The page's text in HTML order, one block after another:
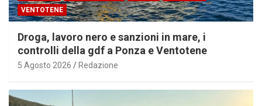
VENTOTENE
Droga, lavoro nero e sanzioni in mare, i
controlli della gdf a Ponza e Ventotene
5 Agosto 2026 Redazione